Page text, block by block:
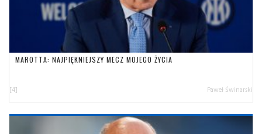
MAROTTA: NAJPIĘKNIEJSZY MECZ MOJEGO ŻYCIA
[4] Paweł Świnarski